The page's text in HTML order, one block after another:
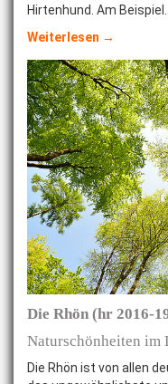
Hirtenhund. Am Beispiel…
Weiterlesen →
Die Rhön (hr 2016-
Naturschönheiten im
Die Rhön ist von allen